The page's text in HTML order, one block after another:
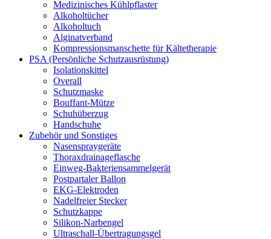
Medizinisches Kühlpflaster
Alkoholtücher
Alkoholtuch
Alginatverband
Kompressionsmanschette für Kältetherapie
PSA (Persönliche Schutzausrüstung)
Isolationskittel
Overall
Schutzmaske
Bouffant-Mütze
Schuhüberzug
Handschuhe
Zubehör und Sonstiges
Nasenspraygeräte
Thoraxdrainageflasche
Einweg-Bakteriensammelgerät
Postpartaler Ballon
EKG-Elektroden
Nadelfreier Stecker
Schutzkappe
Silikon-Narbengel
Ultraschall-Übertragungsgel